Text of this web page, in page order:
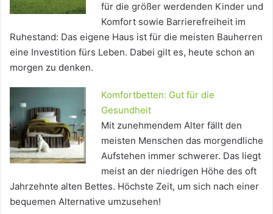
für die größer werdenden Kinder und
Komfort sowie Barrierefreiheit im
Ruhestand: Das eigene Haus ist für die meisten Bauherren
eine Investition fürs Leben. Dabei gilt es, heute schon an
morgen zu denken.
Komfortbetten: Gut für die
Gesundheit
Mit zunehmendem Alter fällt den
meisten Menschen das morgendliche
Aufstehen immer schwerer. Das liegt
meist an der niedrigen Höhe des oft
Jahrzehnte alten Bettes. Höchste Zeit, um sich nach einer
bequemen Alternative umzusehen!